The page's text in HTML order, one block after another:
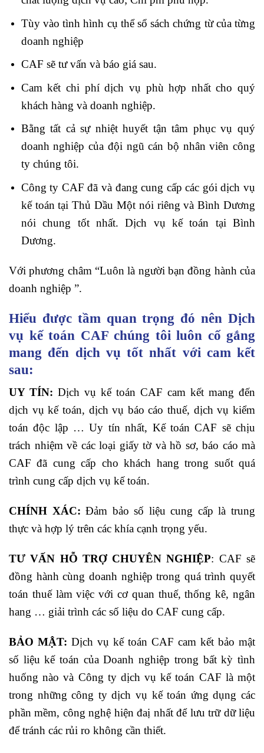
Tùy vào tình hình cụ thể sổ sách chứng từ của từng
doanh nghiệp
CAF sẽ tư vấn và báo giá sau.
Cam kết chi phí dịch vụ phù hợp nhất cho quý
khách hàng và doanh nghiệp.
Bằng tất cả sự nhiệt huyết tận tâm phục vụ quý
doanh nghiệp của đội ngũ cán bộ nhân viên công
ty chúng tôi.
Công ty CAF đã và đang cung cấp các gói dịch vụ
kế toán tại Thủ Dầu Một nói riêng và Bình Dương
nói chung tốt nhất. Dịch vụ kế toán tại Bình
Dương.
Với phương châm “Luôn là người bạn đồng hành của
doanh nghiệp ”.
Hiểu được tầm quan trọng đó nên Dịch
vụ kế toán CAF chúng tôi luôn cố gắng
mang đến dịch vụ tốt nhất với cam kết
sau:
UY TÍN: Dịch vụ kế toán CAF cam kết mang đến
dịch vụ kế toán, dịch vụ báo cáo thuế, dịch vụ kiểm
toán độc lập … Uy tín nhất, Kế toán CAF sẽ chịu
trách nhiệm về các loại giấy tờ và hồ sơ, báo cáo mà
CAF đã cung cấp cho khách hang trong suốt quá
trình cung cấp dịch vụ kế toán.
CHÍNH XÁC: Đảm bảo số liệu cung cấp là trung
thực và hợp lý trên các khía cạnh trọng yếu.
TƯ VẤN HỖ TRỢ CHUYÊN NGHIỆP: CAF sẽ
đồng hành cùng doanh nghiệp trong quá trình quyết
toán thuế làm việc với cơ quan thuế, thống kê, ngân
hang … giải trình các số liệu do CAF cung cấp.
BẢO MẬT: Dịch vụ kế toán CAF cam kết bảo mật
số liệu kế toán của Doanh nghiệp trong bất kỳ tình
huống nào và Công ty dịch vụ kế toán CAF là một
trong những công ty dịch vụ kế toán ứng dụng các
phần mềm, công nghệ hiện đaị nhất để lưu trữ dữ liệu
để tránh các rủi ro không cần thiết.